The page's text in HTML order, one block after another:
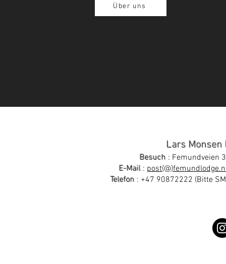
Über uns
Lars Monsen
Besuch : Femundveien
E-Mail:
Telefon : +47 90872222 (Bitte